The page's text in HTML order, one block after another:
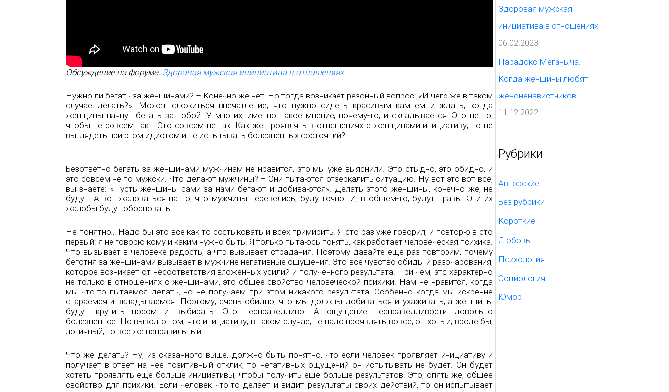
Обсуждение на форуме: Здоровая мужская инициатива в отношениях
Нужно ли бегать за женщинами? – Конечно же нет! Но тогда возникает резонный вопрос: «И чего же в таком
случае делать?». Может сложиться впечатление, что нужно сидеть красивым камнем и ждать, когда
женщины начнут бегать за тобой. У многих, именно такое мнение, почему-то, и складывается. Это не то,
чтобы не совсем так… Это совсем не так. Как же проявлять в отношениях с женщинами инициативу, но не
выглядеть при этом идиотом и не испытывать болезненных состояний?
Безответно бегать за женщинами мужчинам не нравится, это мы уже выяснили. Это стыдно, это обидно, и
это совсем не по-мужски. Что делают мужчины? – Они пытаются отзеркалить ситуацию. Ну вот это вот всё,
вы знаете: «Пусть женщины сами за нами бегают и добиваются». Делать этого женщины, конечно же, не
будут. А вот жаловаться на то, что мужчины перевелись, буду точно. И, в общем-то, будут правы. Эти их
жалобы будут обоснованы.
Не понятно… Надо бы это всё как-то состыковать и всех примирить. Я сто раз уже говорил, и повторю в сто
первый: я не говорю кому и каким нужно быть. Я только пытаюсь понять, как работает человеческая психика.
Что вызывает в человеке радость, а что вызывает страдания. Поэтому давайте еще раз повторим, почему
беготня за женщинами вызывает в мужчине негативные ощущения. Это всё чувство обиды и разочарования,
которое возникает от несоответствия вложенных усилий и полученного результата. При чем, это характерно
не только в отношениях с женщинами, это общее свойство человеческой психики. Нам не нравится, когда
мы что-то пытаемся делать, но не получаем при этом никакого результата. Особенно когда мы искренне
стараемся и вкладываемся. Поэтому, очень обидно, что мы должны добиваться и ухаживать, а женщины
будут крутить носом и выбирать. Это несправедливо. А ощущение несправедливости довольно
болезненное. Но вывод о том, что инициативу, в таком случае, не надо проявлять вовсе, он хоть и, вроде бы,
логичный, но все же неправильный.
Что же делать? Ну, из сказанного выше, должно быть понятно, что если человек проявляет инициативу и
получает в ответ на неё позитивный отклик, то негативных ощущений он испытывать не будет. Он будет
хотеть проявлять еще больше инициативы, чтобы получить еще больше результатов. Это, опять же, общее
свойство для психики. Если человек что-то делает и видит результаты своих действий, то он испытывает
Здоровая мужская
инициатива в отношениях
06.02.2023
Парадокс Меганыча.
Когда женщины любят
женоненавистников
11.12.2022
Рубрики
Авторские
Без рубрики
Короткие
Любовь
Психология
Социология
Юмор